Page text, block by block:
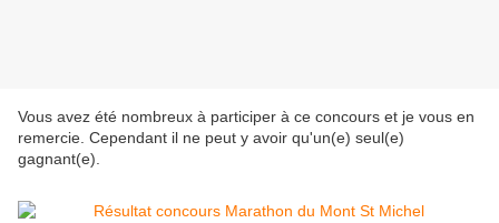
Vous avez été nombreux à participer à ce concours et je vous en
remercie. Cependant il ne peut y avoir qu'un(e) seul(e)
gagnant(e).